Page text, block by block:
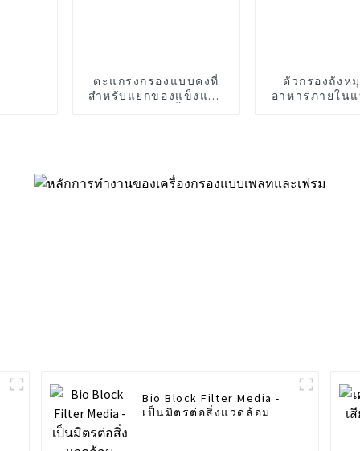
ตะแกรงกรองแบบคงที่
สำหรับแยกของแข็งและ
ตัวกรองถังห
อาหารภายใน
Bio Block Filter Media -
เป็นมิตรต่อสิ่งแวดล้อม